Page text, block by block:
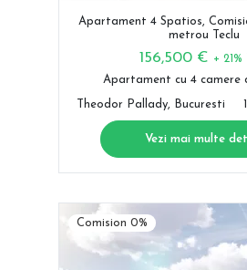
Apartament 4 Spatios,
metrou Teclu
156,500 € + 21%
Apartament cu 4 camere
Theodor Pallady, Bucuresti
Vezi mai multe
Comision 0%